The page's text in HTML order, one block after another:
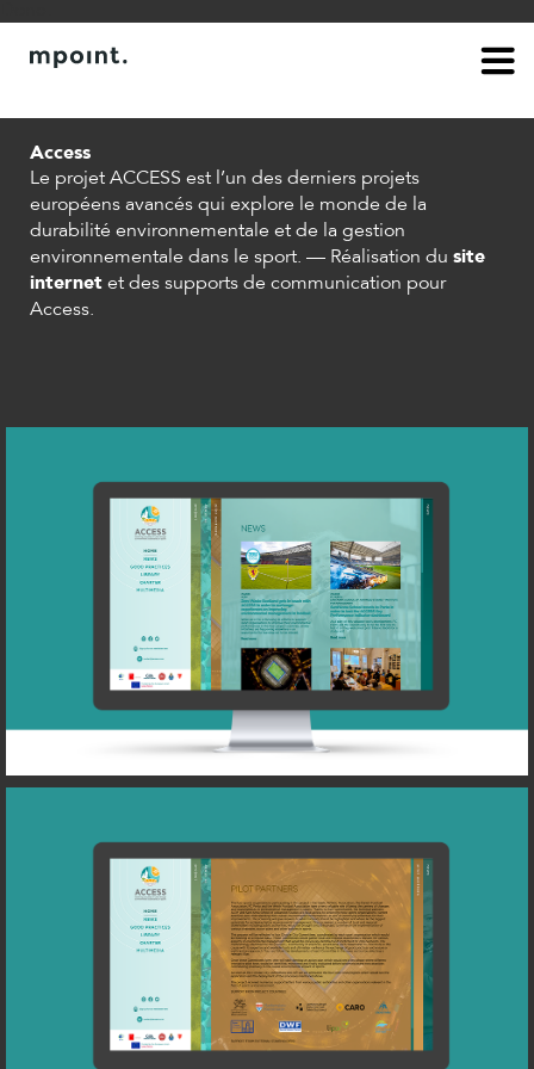
Access
Le projet ACCESS est l’un des derniers projets
européens avancés qui explore le monde de la
durabilité environnementale et de la gestion
environnementale dans le sport. — Réalisation du site
internet et des supports de communication pour
Access.